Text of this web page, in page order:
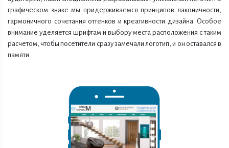
графическом знаке мы придерживаемся принципов лаконичности,
гармоничного сочетания оттенков и креативности дизайна. Особое
внимание уделяется шрифтам и выбору места расположения с таким
расчетом, чтобы посетители сразу замечали логотип, и он оставался в
памяти.